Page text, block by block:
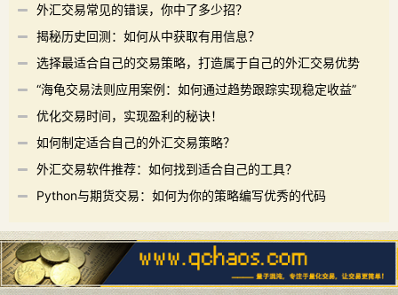
外汇交易常见的错误，你中了多少招？
揭秘历史回测：如何从中获取有用信息？
选择最适合自己的交易策略，打造属于自己的外汇交易优势
“海龟交易法则应用案例：如何通过趋势跟踪实现稳定收益”
优化交易时间，实现盈利的秘诀！
如何制定适合自己的外汇交易策略？
外汇交易软件推荐：如何找到适合自己的工具？
Python与期货交易：如何为你的策略编写优秀的代码